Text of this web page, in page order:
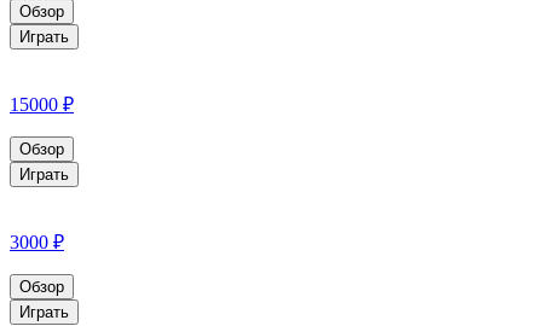
Обзор
Играть
15000 ₽
Обзор
Играть
3000 ₽
Обзор
Играть